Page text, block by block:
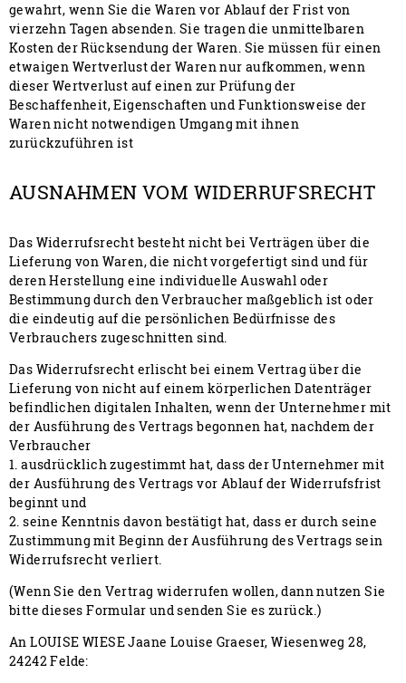
gewahrt, wenn Sie die Waren vor Ablauf der Frist von
vierzehn Tagen absenden. Sie tragen die unmittelbaren
Kosten der Rücksendung der Waren. Sie müssen für einen
etwaigen Wertverlust der Waren nur aufkommen, wenn
dieser Wertverlust auf einen zur Prüfung der
Beschaffenheit, Eigenschaften und Funktionsweise der
Waren nicht notwendigen Umgang mit ihnen
zurückzuführen ist
AUSNAHMEN VOM WIDERRUFSRECHT
Das Widerrufsrecht besteht nicht bei Verträgen über die
Lieferung von Waren, die nicht vorgefertigt sind und für
deren Herstellung eine individuelle Auswahl oder
Bestimmung durch den Verbraucher maßgeblich ist oder
die eindeutig auf die persönlichen Bedürfnisse des
Verbrauchers zugeschnitten sind.
Das Widerrufsrecht erlischt bei einem Vertrag über die
Lieferung von nicht auf einem körperlichen Datenträger
befindlichen digitalen Inhalten, wenn der Unternehmer mit
der Ausführung des Vertrags begonnen hat, nachdem der
Verbraucher
1. ausdrücklich zugestimmt hat, dass der Unternehmer mit
der Ausführung des Vertrags vor Ablauf der Widerrufsfrist
beginnt und
2. seine Kenntnis davon bestätigt hat, dass er durch seine
Zustimmung mit Beginn der Ausführung des Vertrags sein
Widerrufsrecht verliert.
(Wenn Sie den Vertrag widerrufen wollen, dann nutzen Sie
bitte dieses Formular und senden Sie es zurück.)
An LOUISE WIESE Jaane Louise Graeser, Wiesenweg 28,
24242 Felde: